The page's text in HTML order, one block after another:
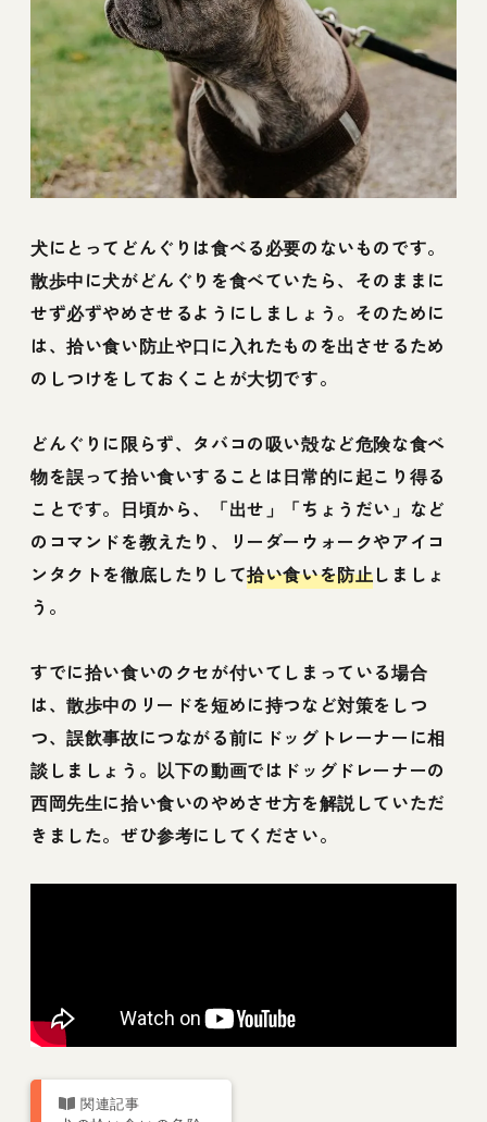
犬にとってどんぐりは食べる必要のないものです。
散歩中に犬がどんぐりを食べていたら、そのままに
せず必ずやめさせるようにしましょう。そのために
は、拾い食い防止や口に入れたものを出させるため
のしつけをしておくことが大切です。
どんぐりに限らず、タバコの吸い殻など危険な食べ
物を誤って拾い食いすることは日常的に起こり得る
ことです。日頃から、「出せ」「ちょうだい」など
のコマンドを教えたり、リーダーウォークやアイコ
ンタクトを徹底したりして拾い食いを防止しましょ
う。
すでに拾い食いのクセが付いてしまっている場合
は、散歩中のリードを短めに持つなど対策をしつ
つ、誤飲事故につながる前にドッグトレーナーに相
談しましょう。以下の動画ではドッグドレーナーの
西岡先生に拾い食いのやめさせ方を解説していただ
きました。ぜひ参考にしてください。